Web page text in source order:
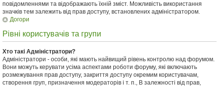
повідомленнями та відображають їхній зміст. Можливість використання
значків тем залежить від прав доступу, встановлених адміністратором.
Догори
Рівні користувачів та групи
Хто такі Адміністратори?
Адміністратори - особи, які мають найвищий рівень контролю над форумом.
Вони можуть керувати усіма аспектами роботи форуму, які включають
розмежування прав доступу, закриття доступу окремим користувачам,
створення груп, призначення модераторів і т. п., В залежності від прав,